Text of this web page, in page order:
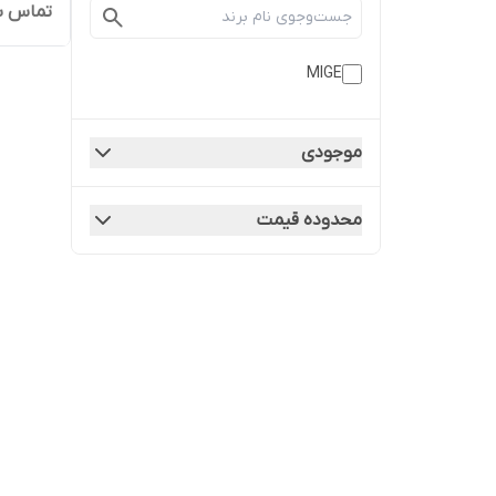
MIGE
موجودی
محدوده قیمت
تماس